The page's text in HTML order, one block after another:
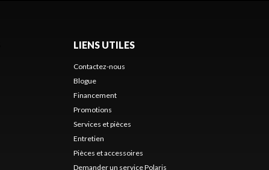
LIENS UTILES
Contactez-nous
Blogue
Financement
Promotions
Services et pièces
Entretien
Pièces et accessoires
Demander un service Polaris